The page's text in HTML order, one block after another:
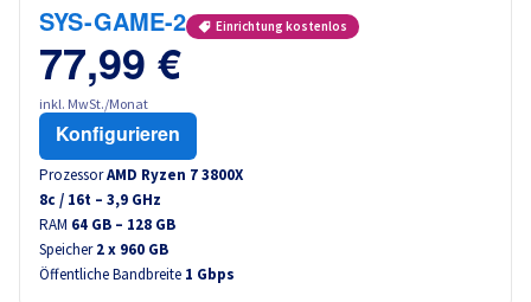
Canada (fr)
América Latina
Australia
Singapore
India
SYS-GAME-2 Einrichtung kostenlos
77,99 €
inkl. MwSt./Monat
Konfigurieren
ProzessorAMD Ryzen 7 3800X
8c / 16t – 3,9 GHz
RAM 64 GB – 128 GB
Speicher 2 x 960 GB
Öffentliche Bandbreite 1 Gbps